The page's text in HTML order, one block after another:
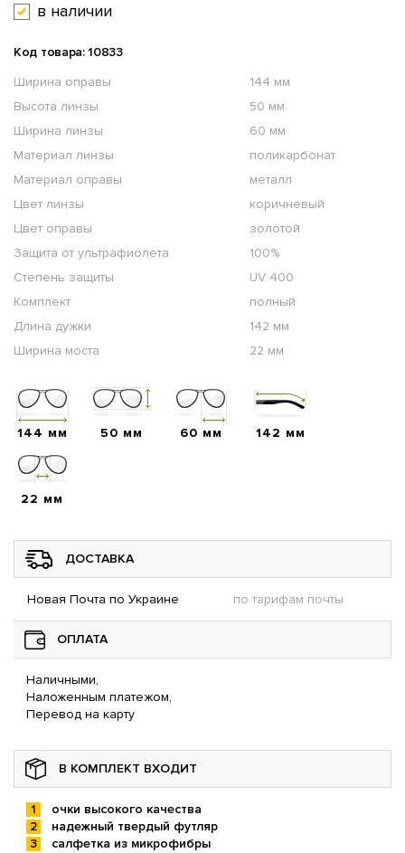
в наличии
Код товара: 10833
Ширина оправы
144 мм
Высота линзы
50 мм
Ширина линзы
60 мм
Материал линзы
поликарбонат
Материал оправы
металл
Цвет линзы
коричневый
Цвет оправы
золотой
Защита от ультрафиолета
100%
Степень защиты
UV 400
Комплект
полный
Длина дужки
142 мм
Ширина моста
22 мм
144 мм 50 мм 60 мм 142 мм
22 мм
ДОСТАВКА
Новая Почта по Украине по тарифам почты
ОПЛАТА
Наличными,
Наложенным платежом,
Перевод на карту
В КОМПЛЕКТ ВХОДИТ
очки высокого качества
надежный твердый футляр
салфетка из микрофибры